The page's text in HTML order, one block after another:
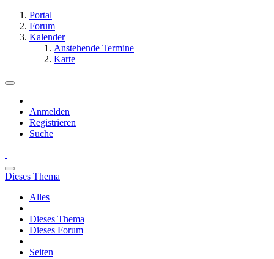
Portal
Forum
Kalender
Anstehende Termine
Karte
Anmelden
Registrieren
Suche
Dieses Thema
Alles
Dieses Thema
Dieses Forum
Seiten